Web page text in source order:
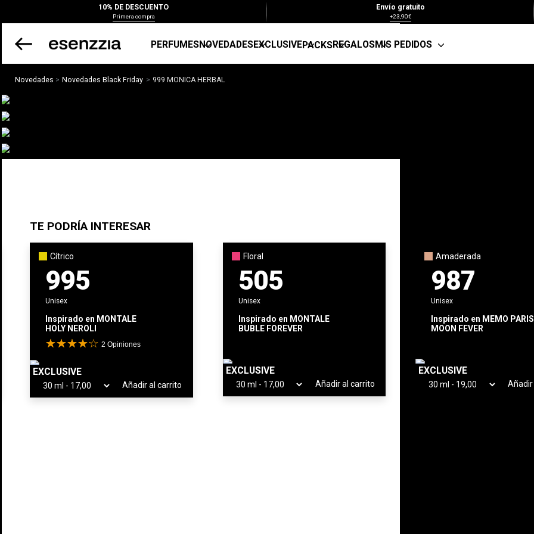
10% DE DESCUENTO
Primera compra
Envío gratuito
+23,90€
PERFUMESNOVEDADESEXCLUSIVEPACKSREGALOSMIS PEDIDOS
Novedades Novedades Black Friday 999 MONICA HERBAL
Lo fresco, lo verde y lo
Fabricado en España
TE PODRÍA INTERESAR
Cítrico
995
Unisex
Inspirado en MONTALE
HOLY NEROLI
2Opiniones
EXCLUSIVE
Añadir al carrito
Floral
505
Unisex
Inspirado en MONTALE
BUBLE FOREVER
EXCLUSIVE
Añadir al carrito
Amaderada
987
Unisex
Inspirado en MEMO PARIS
MOON FEVER
EXCLUSIVE